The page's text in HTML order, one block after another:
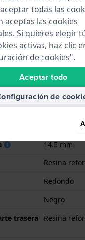
No
10 Bar
N/A
la caja
010-03020-
14.5 mm
Resina
Redondo
Negro
trasera
Resina
todas las
aceptas las cookies
Si quieres elegir
activas, haz clic
de cookies".
Aceptar todo
de